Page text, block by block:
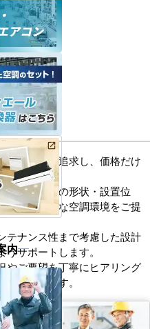
ト
」の価値を追求し、価格だけ
ています。
て、室内機の形状・設置位
討し、最適な空調環境をご提
テナンス性まで考慮した設計
サポートします。
やご要望を丁寧にヒアリング
届けします。
POINT
2
内